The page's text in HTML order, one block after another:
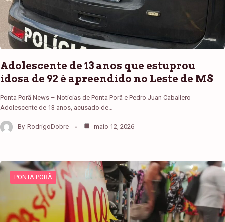
Adolescente de 13 anos que estuprou
idosa de 92 é apreendido no Leste de MS
Ponta Porã News – Notícias de Ponta Porã e Pedro Juan Caballero
Adolescente de 13 anos, acusado de…
By RodrigoDobre maio 12, 2026
PONTA PORÃ